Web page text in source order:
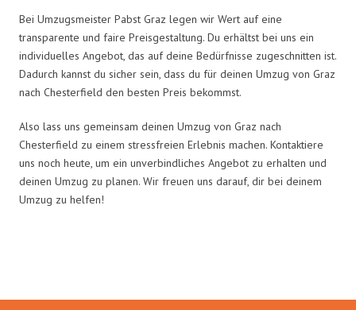
Bei Umzugsmeister Pabst Graz legen wir Wert auf eine
transparente und faire Preisgestaltung. Du erhältst bei uns ein
individuelles Angebot, das auf deine Bedürfnisse zugeschnitten ist.
Dadurch kannst du sicher sein, dass du für deinen Umzug von Graz
nach Chesterfield den besten Preis bekommst.
Also lass uns gemeinsam deinen Umzug von Graz nach
Chesterfield zu einem stressfreien Erlebnis machen. Kontaktiere
uns noch heute, um ein unverbindliches Angebot zu erhalten und
deinen Umzug zu planen. Wir freuen uns darauf, dir bei deinem
Umzug zu helfen!